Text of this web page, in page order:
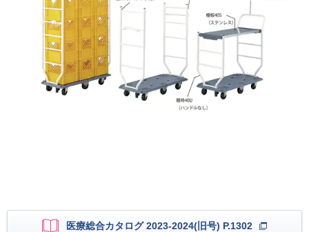
医療総合カタログ 2023-2024(旧号) P.1302